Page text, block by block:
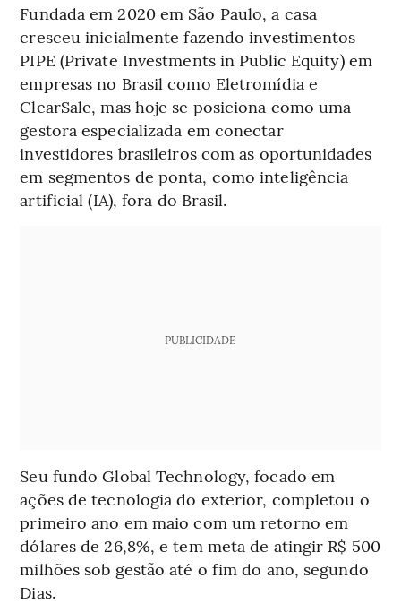
Fundada em 2020 em São Paulo, a casa
cresceu inicialmente fazendo investimentos
PIPE (Private Investments in Public Equity) em
empresas no Brasil como Eletromídia e
ClearSale, mas hoje se posiciona como uma
gestora especializada em conectar
investidores brasileiros com as oportunidades
em segmentos de ponta, como inteligência
artificial (IA), fora do Brasil.
PUBLICIDADE
Seu fundo Global Technology, focado em
ações de tecnologia do exterior, completou o
primeiro ano em maio com um retorno em
dólares de 26,8%, e tem meta de atingir R$ 500
milhões sob gestão até o fim do ano, segundo
Dias.